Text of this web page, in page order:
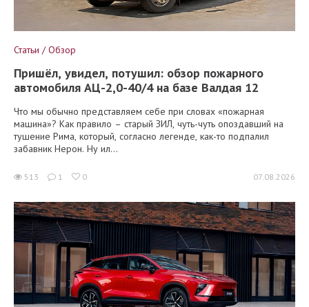
Статьи / Обзор
Пришёл, увидел, потушил: обзор пожарного
автомобиля АЦ-2,0-40/4 на базе Валдая 12
Что мы обычно представляем себе при словах «пожарная
машина»? Как правило – старый ЗИЛ, чуть-чуть опоздавший на
тушение Рима, который, согласно легенде, как-то подпалил
забавник Нерон. Ну ил...
513 1 0 07.08.2026